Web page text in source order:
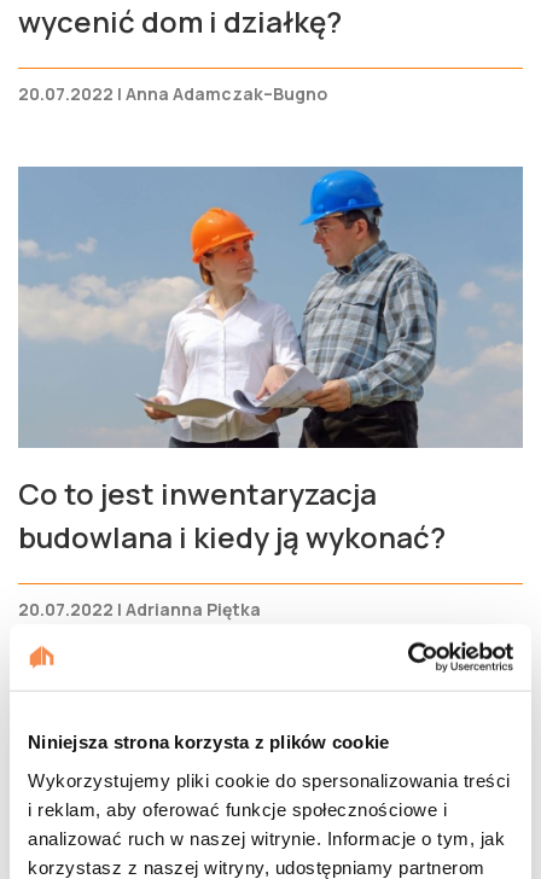
Niniejsza strona korzysta z plików cookie
Wykorzystujemy pliki cookie do spersonalizowania treści
i reklam, aby oferować funkcje społecznościowe i
analizować ruch w naszej witrynie. Informacje o tym, jak
korzystasz z naszej witryny, udostępniamy partnerom
wycenić dom i działkę?
20.07.2022 | Anna Adamczak–Bugno
Co to jest inwentaryzacja
budowlana i kiedy ją wykonać?
20.07.2022 | Adrianna Piętka